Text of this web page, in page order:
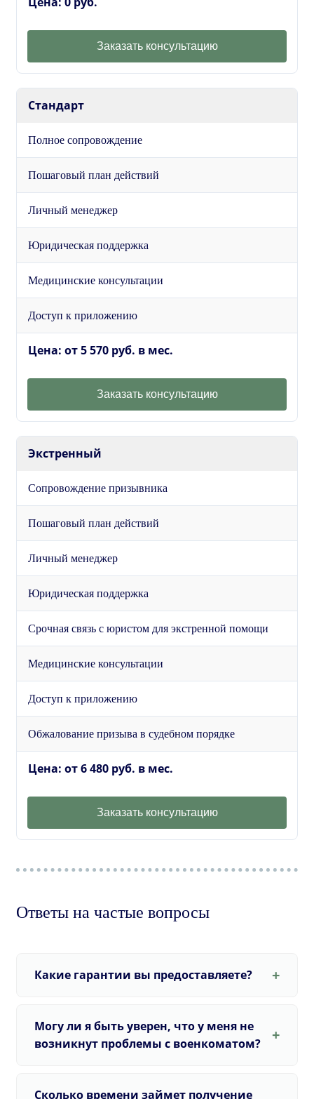
Заказать консультацию
Стандарт
Полное сопровождение
Пошаговый план действий
Личный менеджер
Юридическая поддержка
Медицинские консультации
Доступ к приложению
Цена: от 5 570 руб. в мес.
Заказать консультацию
Экстренный
Сопровождение призывника
Пошаговый план действий
Личный менеджер
Юридическая поддержка
Срочная связь с юристом для экстренной помощи
Медицинские консультации
Доступ к приложению
Обжалование призыва в судебном порядке
Цена: от 6 480 руб. в мес.
Заказать консультацию
Ответы на частые вопросы
Какие гарантии вы предоставляете?
Могу ли я быть уверен, что у меня не
возникнут проблемы с военкоматом?
Сколько времени займет получение